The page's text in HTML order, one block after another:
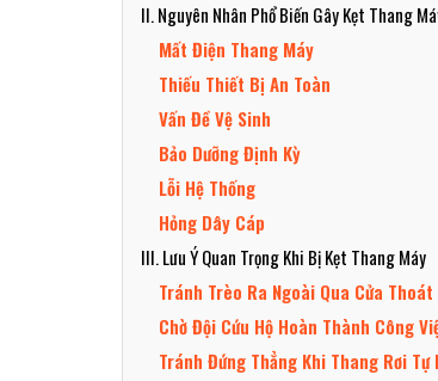
II. Nguyên Nhân Phổ Biến Gây Kẹt Thang
Mất Điện Thang Máy
Thiếu Thiết Bị An Toàn
Vấn Đề Vệ Sinh
Bảo Dưỡng Định Kỳ
Lỗi Hệ Thống
Hỏng Dây Cáp
III. Lưu Ý Quan Trọng Khi Bị Kẹt Thang Máy
Tránh Trèo Ra Ngoài Qua Cửa
Chờ Đội Cứu Hộ Hoàn Thành Công
Tránh Đứng Thẳng Khi Thang Rơi Tự